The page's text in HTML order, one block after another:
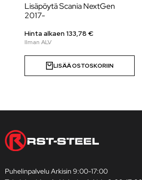
Lisäpöytä Scania NextGen
2017-
Hinta alkaen 133,78 €
LISÄÄ OSTOSKORIIN
Puhelinpalvelu Arkisin 9:00-17:00